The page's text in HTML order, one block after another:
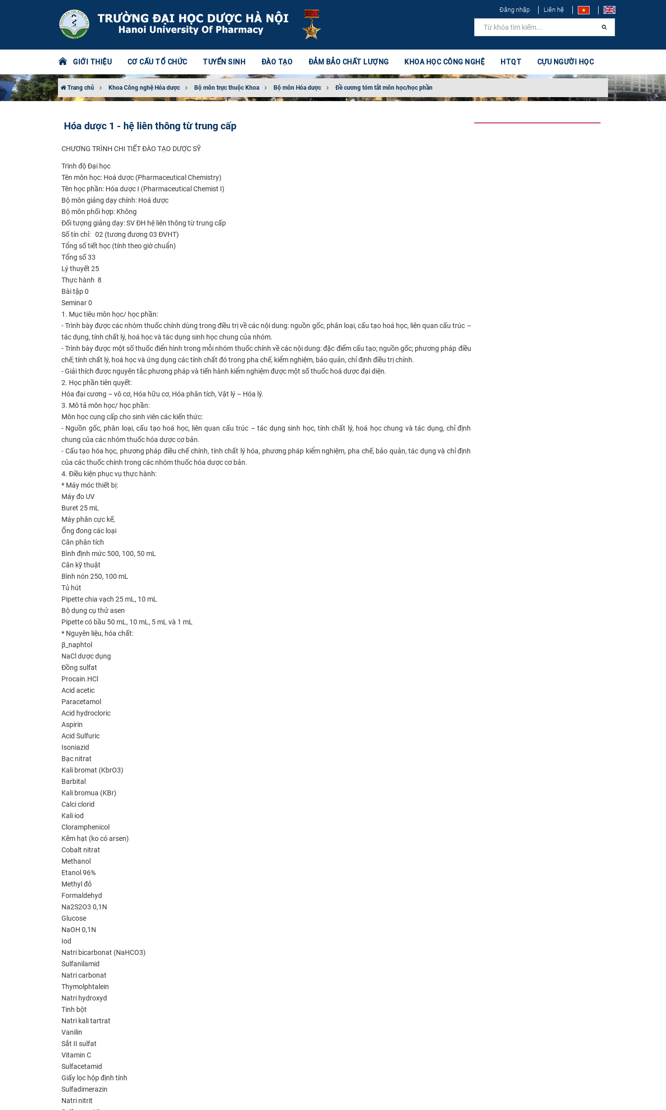
Đăng nhập Liên hệ
GIỚI THIỆU CƠ CẤU TỔ CHỨC TUYỂN SINH ĐÀO TẠO ĐẢM BẢO CHẤT LƯỢNG KHOA HỌC CÔNG NGHỆ HTQT CỰU NGƯỜI HỌC
Trang chủ Khoa Công nghệ Hóa dược Bộ môn trực thuộc Khoa Bộ môn Hóa dược Đề cương tóm tắt môn học/học phần
Hóa dược 1 - hệ liên thông từ trung cấp
CHƯƠNG TRÌNH CHI TIẾT ĐÀO TẠO DƯỢC SỸ
Trình độ Đại học
Tên môn học: Hoá dược (Pharmaceutical Chemistry)
Tên học phần: Hóa dược I (Pharmaceutical Chemist I)
Bộ môn giảng dạy chính: Hoá dược
Bộ môn phối hợp: Không
Đối tượng giảng dạy:SV ĐH hệ liên thông từ trung cấp
Số tín chỉ: 02 (tương đương 03 ĐVHT)
Tổng số tiết học (tính theo giờ chuẩn)
Tổng số 33
Lý thuyết 25
Thực hành 8
Bài tập 0
Seminar 0
1. Mục tiêu môn học/ học phần:
- Trình bày được các nhóm thuốc chính dùng trong điều trị về các nội dung: nguồn gốc, phân loại, cấu tạo hoá học, liên quan cấu trúc –
tác dụng, tính chất lý, hoá học và tác dụng sinh học chung của nhóm.
- Trình bày được một số thuốc điển hình trong mỗi nhóm thuốc chính về các nội dung: đặc điểm cấu tạo; nguồn gốc; phương pháp điều
chế; tính chất lý, hoá học và ứng dụng các tính chất đó trong pha chế, kiểm nghiệm, bảo quản, chỉ định điều trị chính.
- Giải thích được nguyên tắc phương pháp và tiến hành kiểm nghiệm được một số thuốc hoá dược đại diện.
2. Học phần tiên quyết:
Hóa đại cương – vô cơ, Hóa hữu cơ, Hóa phân tích, Vật lý – Hóa lý.
3. Mô tả môn học/ học phần:
Môn học cung cấp cho sinh viên các kiến thức:
- Nguồn gốc, phân loại, cấu tạo hoá học, liên quan cấu trúc – tác dụng sinh học, tính chất lý, hoá học chung và tác dụng, chỉ định
chung của các nhóm thuốc hóa dược cơ bản.
- Cấu tạo hóa học, phương pháp điều chế chính, tính chất lý hóa, phương pháp kiểm nghiệm, pha chế, bảo quản, tác dụng và chỉ định
của các thuốc chính trong các nhóm thuốc hóa dược cơ bản.
4. Điều kiện phục vụ thực hành:
* Máy móc thiết bị:
Máy đo UV
Buret 25 mL
Máy phân cực kế,
Ống đong các loại
Cân phân tích
Bình định mức 500, 100, 50 mL
Cân kỹ thuật
Bình nón 250, 100 mL
Tủ hút
Pipette chia vạch 25 mL, 10 mL
Bộ dụng cụ thử asen
Pipette có bầu 50 mL, 10 mL, 5 mL và 1 mL
* Nguyên liệu, hóa chất:
β_naphtol
NaCl dược dụng
Đồng sulfat
Procain.HCl
Acid acetic
Paracetamol
Acid hydrocloric
Aspirin
Acid Sulfuric
Isoniazid
Bạc nitrat
Kali bromat (KbrO3)
Barbital
Kali bromua (KBr)
Calci clorid
Kali iod
Cloramphenicol
Kẽm hạt (ko có arsen)
Cobalt nitrat
Methanol
Etanol 96%
Methyl đỏ
Formaldehyd
Na2S2O3 0,1N
Glucose
NaOH 0,1N
Iod
Natri bicarbonat (NaHCO3)
Sulfanilamid
Natri carbonat
Thymolphtalein
Natri hydroxyd
Tinh bột
Natri kali tartrat
Vanilin
Sắt II sulfat
Vitamin C
Sulfacetamid
Giấy lọc hộp định tính
Sulfadimerazin
Natri nitrit